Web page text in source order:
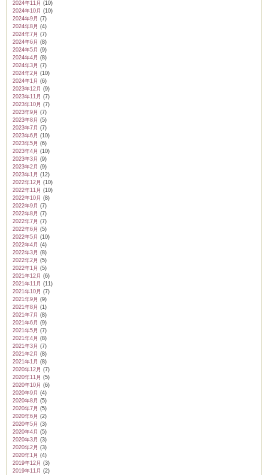
2024年11月 (10)
2024年10月 (10)
2024年9月 (7)
2024年8月 (4)
2024年7月 (7)
2024年6月 (8)
2024年5月 (9)
2024年4月 (8)
2024年3月 (7)
2024年2月 (10)
2024年1月 (6)
2023年12月 (9)
2023年11月 (7)
2023年10月 (7)
2023年9月 (7)
2023年8月 (5)
2023年7月 (7)
2023年6月 (10)
2023年5月 (6)
2023年4月 (10)
2023年3月 (9)
2023年2月 (9)
2023年1月 (12)
2022年12月 (10)
2022年11月 (10)
2022年10月 (8)
2022年9月 (7)
2022年8月 (7)
2022年7月 (7)
2022年6月 (5)
2022年5月 (10)
2022年4月 (4)
2022年3月 (8)
2022年2月 (5)
2022年1月 (5)
2021年12月 (6)
2021年11月 (11)
2021年10月 (7)
2021年9月 (9)
2021年8月 (1)
2021年7月 (8)
2021年6月 (9)
2021年5月 (7)
2021年4月 (8)
2021年3月 (7)
2021年2月 (8)
2021年1月 (8)
2020年12月 (7)
2020年11月 (5)
2020年10月 (6)
2020年9月 (4)
2020年8月 (5)
2020年7月 (5)
2020年6月 (2)
2020年5月 (3)
2020年4月 (5)
2020年3月 (3)
2020年2月 (3)
2020年1月 (4)
2019年12月 (3)
2019年11月 (2)